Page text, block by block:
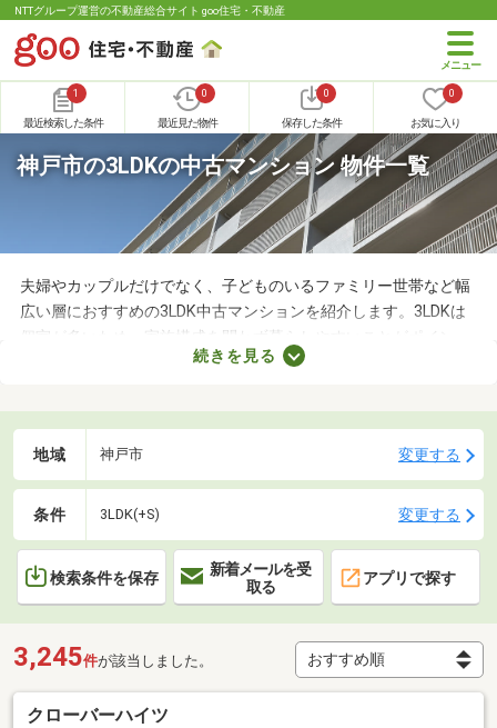
NTTグループ運営の不動産総合サイト goo住宅・不動産
1
最近検索した条件
0
最近見た物件
0
保存した条件
0
お気に入り
神戸市の3LDKの中古マンション 物件一覧
夫婦やカップルだけでなく、子どものいるファミリー世帯など幅
広い層におすすめの3LDK中古マンションを紹介します。3LDKは
個室が多いため、家族構成を問わず暮らしやすいことがポイン
ト。寝室・収納部屋・書斎など、家族の希望にあわせて使い方を
実した暮らしを実現できるでしょう。
続きを見る
地域 神戸市 変更する
条件 3LDK(+S) 変更する
検索条件を保存
新着メールを受
取る
アプリで探す
3,245件が該当しました。
クローバーハイツ